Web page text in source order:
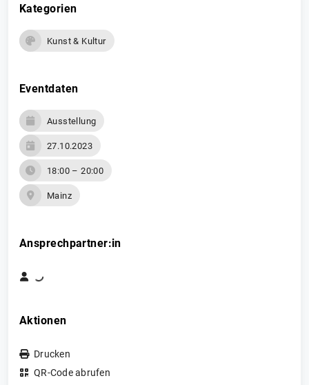
Kategorien
Kunst & Kultur
Eventdaten
Ausstellung
27.10.2023
18:00 – 20:00
Mainz
Ansprechpartner:in
Aktionen
Drucken
QR-Code abrufen